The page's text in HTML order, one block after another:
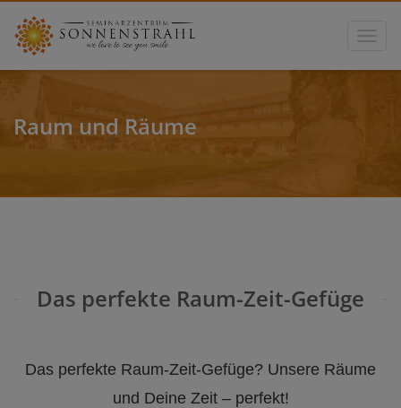
Raum und Räume
Das perfekte Raum-Zeit-Gefüge
Das perfekte Raum-Zeit-Gefüge? Unsere Räume
und Deine Zeit – perfekt!